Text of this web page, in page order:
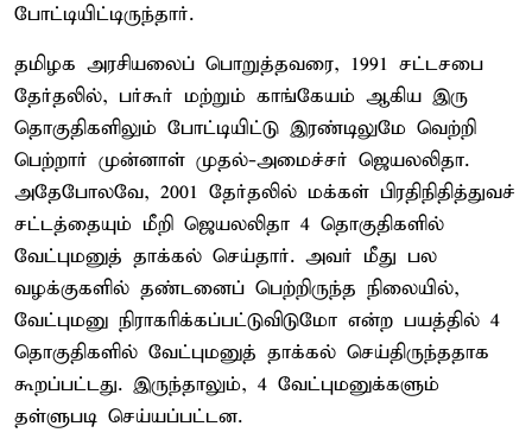
போட்டியிட்டிருந்தார்.
தமிழக அரசியலைப் பொறுத்தவரை, 1991 சட்டசபை
தேர்தலில், பர்கூர் மற்றும் காங்கேயம் ஆகிய இரு
தொகுதிகளிலும் போட்டியிட்டு இரண்டிலுமே வெற்றி
பெற்றார் முன்னாள் முதல்-அமைச்சர் ஜெயலலிதா.
அதேபோலவே, 2001 தேர்தலில் மக்கள் பிரதிநிதித்துவச்
சட்டத்தையும் மீறி ஜெயலலிதா 4 தொகுதிகளில்
வேட்புமனுத் தாக்கல் செய்தார். அவர் மீது பல
வழக்குகளில் தண்டனைப் பெற்றிருந்த நிலையில்,
வேட்புமனு நிராகரிக்கப்பட்டுவிடுமோ என்ற பயத்தில் 4
தொகுதிகளில் வேட்புமனுத் தாக்கல் செய்திருந்ததாக
கூறப்பட்டது. இருந்தாலும், 4 வேட்புமனுக்களும்
தள்ளுபடி செய்யப்பட்டன.